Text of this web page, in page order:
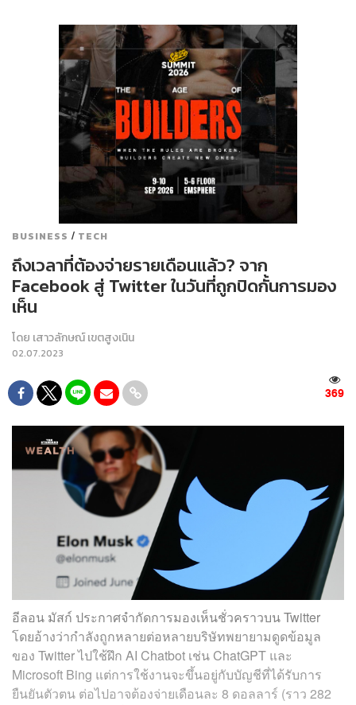
BUSINESS / TECH
ถึงเวลาที่ต้องจ่ายรายเดือนแล้ว? จาก
Facebook สู่ Twitter ในวันที่ถูกปิดกั้นการมอง
เห็น
โดย เสาวลักษณ์ เขตสูงเนิน
02.07.2023
369
อีลอน มัสก์ ประกาศจำกัดการมองเห็นชั่วคราวบน Twitter
โดยอ้างว่ากำลังถูกหลายต่อหลายบริษัทพยายามดูดข้อมูล
ของ Twitter ไปใช้ฝึก AI Chatbot เช่น ChatGPT และ
Microsoft Bing แต่การใช้งานจะขึ้นอยู่กับบัญชีที่ได้รับการ
ยืนยันตัวตน ต่อไปอาจต้องจ่ายเดือนละ 8 ดอลลาร์ (ราว 282